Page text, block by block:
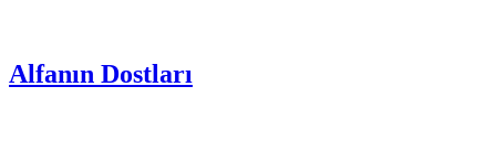
Alfanın Dostları